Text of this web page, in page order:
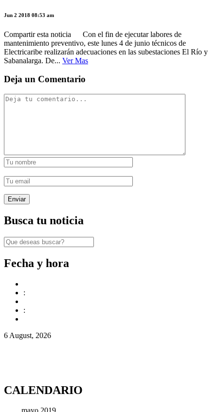
Jun 2 2018 08:53 am
Compartir esta noticia Con el fin de ejecutar labores de
mantenimiento preventivo, este lunes 4 de junio técnicos de
Electricaribe realizarán adecuaciones en las subestaciones El Río y
Sabanalarga. De... Ver Mas
Deja un Comentario
Busca tu noticia
Fecha y hora
:
:
6 August, 2026
CALENDARIO